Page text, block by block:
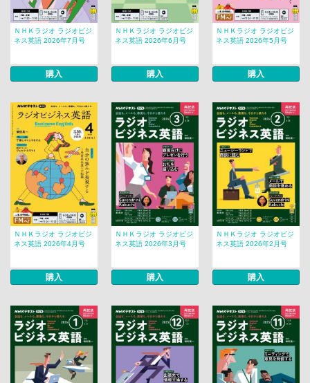
ＮＨＫラジオ ラジオビジ
ネス英語 2026年7月号
購入
ＮＨＫラジオ ラジオビジ
ネス英語 2026年6月号
購入
ＮＨＫラジオ ラジオビジ
ネス英語 2026年5月号
購入
ＮＨＫラジオ ラジオビジ
ネス英語 2026年4月号
購入
ＮＨＫラジオ ラジオビジ
ネス英語 2026年3月号
購入
ＮＨＫラジオ ラジオビジ
ネス英語 2026年2月号
購入